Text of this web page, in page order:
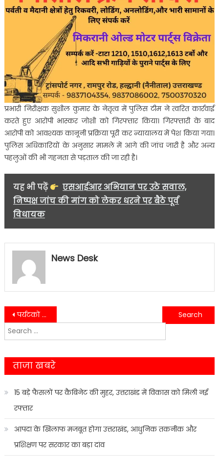
प्रभारी निरीक्षक सुशील कुमार के नेतृत्व में पुलिस टीम ने त्वरित कार्रवाई
करते हुए आरोपी भास्कर जोशी को गिरफ्तार किया। गिरफ्तारी के बाद
आरोपी को आवश्यक कानूनी प्रक्रिया पूरी कर न्यायालय में पेश किया गया।
पुलिस अधिकारियों के अनुसार मामले में आगे की जांच जारी है और अन्य
पहलुओं की भी गहनता से पड़ताल की जा रही है।
यह भी पढ़ें
एसआईआर अभियान पर उठे सवाल,
निष्पक्ष जांच की मांग को लेकर धरने पर बैठे पूर्व
विधायक
News Desk
Post
navigation
पर्यटकों की सुविधा के लिए प्रशासन अलर्ट, व्यवस्थाओं को लेकर बड़ी बैठक….
नैनीताल में स्वास्थ्य व्यवस्थाओं की समीक्षा, कई बड़े फैसले….
Search
for:
ताजा खबरे
15 बड़े फैसलों पर कैबिनेट की मुहर, उत्तराखंड में विकास को मिली नई
रफ्तार
आपदा के खिलाफ मजबूत होगा उत्तराखंड, आधुनिक तकनीक और
प्रशिक्षण पर सरकार का बड़ा दांव